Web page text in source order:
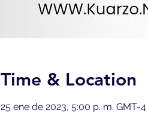
Time & Location
25 ene de 2023, 5:00 p. m. GMT-4